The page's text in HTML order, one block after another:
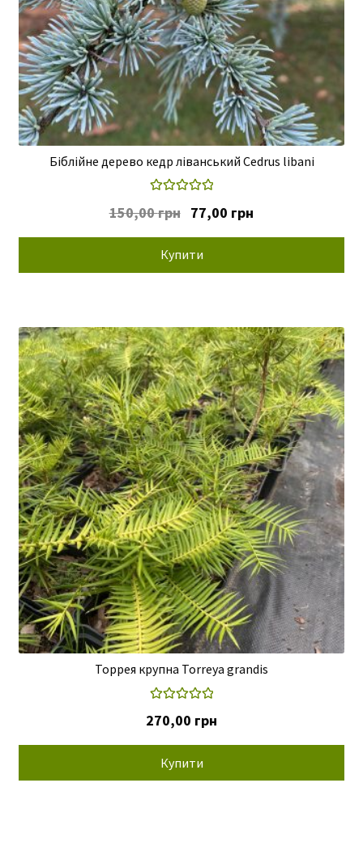
Біблійне дерево кедр ліванський Cedrus libani
5.00
з 5
150,00грн Оригінальна
150,00 грн.
77,00 грн
Купити
Торрея крупна Torreya grandis
5.00з 5
270,00 грн
Купити